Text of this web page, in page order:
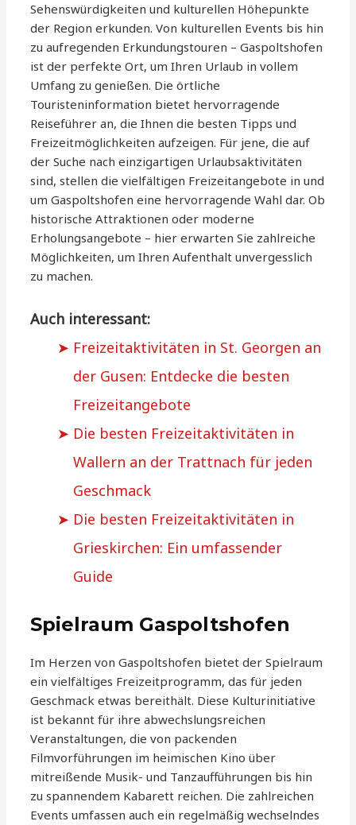
Sehenswürdigkeiten und kulturellen Höhepunkte
der Region erkunden. Von kulturellen Events bis hin
zu aufregenden Erkundungstouren – Gaspoltshofen
ist der perfekte Ort, um Ihren Urlaub in vollem
Umfang zu genießen. Die örtliche
Touristeninformation bietet hervorragende
Reiseführer an, die Ihnen die besten Tipps und
Freizeitmöglichkeiten aufzeigen. Für jene, die auf
der Suche nach einzigartigen Urlaubsaktivitäten
sind, stellen die vielfältigen Freizeitangebote in und
um Gaspoltshofen eine hervorragende Wahl dar. Ob
historische Attraktionen oder moderne
Erholungsangebote – hier erwarten Sie zahlreiche
Möglichkeiten, um Ihren Aufenthalt unvergesslich
zu machen.
Auch interessant:
Freizeitaktivitäten in St. Georgen an
der Gusen: Entdecke die besten
Freizeitangebote
Die besten Freizeitaktivitäten in
Wallern an der Trattnach für jeden
Geschmack
Die besten Freizeitaktivitäten in
Grieskirchen: Ein umfassender
Guide
Spielraum Gaspoltshofen
Im Herzen von Gaspoltshofen bietet der Spielraum
ein vielfältiges Freizeitprogramm, das für jeden
Geschmack etwas bereithält. Diese Kulturinitiative
ist bekannt für ihre abwechslungsreichen
Veranstaltungen, die von packenden
Filmvorführungen im heimischen Kino über
mitreißende Musik- und Tanzaufführungen bis hin
zu spannendem Kabarett reichen. Die zahlreichen
Events umfassen auch ein regelmäßig wechselndes